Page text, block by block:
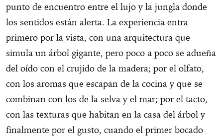
punto de encuentro entre el lujo y la jungla donde
los sentidos están alerta. La experiencia entra
primero por la vista, con una arquitectura que
simula un árbol gigante, pero poco a poco se adueña
del oído con el crujido de la madera; por el olfato,
con los aromas que escapan de la cocina y que se
combinan con los de la selva y el mar; por el tacto,
con las texturas que habitan en la casa del árbol y
finalmente por el gusto, cuando el primer bocado